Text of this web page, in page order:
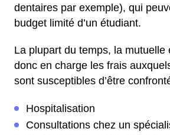
dentaires par exemple), qui
budget limité d’un étudiant.
La plupart du temps, la mutuelle
donc en charge les frais
sont susceptibles d’être
Hospitalisation
Consultations chez un